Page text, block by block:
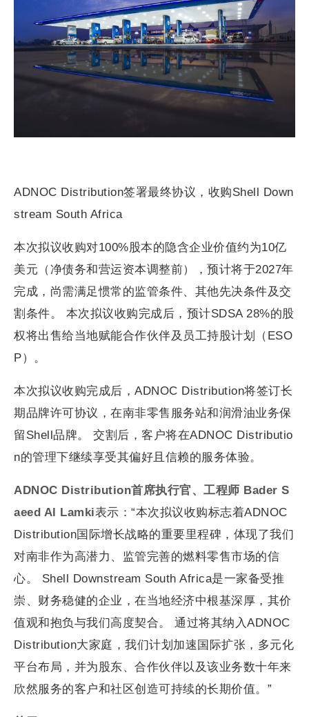
ADNOC Distribution签署最终协议，收购Shell Down
stream South Africa
本次拟议收购对100%股本的隐含企业价值约为10亿
美元（净债务和营运资本调整前），预计将于2027年
完成，尚需满足惯常的监管条件、其他先决条件及交
割条件。 本次拟议收购完成后，预计SDSA 28%的股
权将出售给当地赋能合作伙伴及员工持股计划（ESO
P）。
本次拟议收购完成后，ADNOC Distribution将签订长
期品牌许可协议，在南非零售服务站和润滑油业务保
留Shell品牌。 交割后，客户将在ADNOC Distributio
n的管理下继续享受其偏好且信赖的服务体验。
ADNOC Distribution首席执行官、工程师 Bader S
aeed Al Lamki表示：“本次拟议收购标志着ADNOC
Distribution国际增长战略的重要里程碑，体现了我们
对南非作为高潜力、监管完善的燃料零售市场的信
心。 Shell Downstream South Africa是一家备受推
崇、财务稳健的企业，在当地经济中根基深厚，其价
值观和抱负与我们高度契合。 通过将其纳入ADNOC
Distribution大家庭，我们计划加速国际扩张，多元化
平台布局，并为股东、合作伙伴以及该业务数十年来
欣然服务的客户和社区创造可持续的长期价值。”